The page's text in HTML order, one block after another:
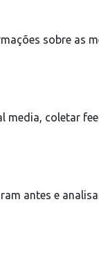
sobre as
coletar
antes e